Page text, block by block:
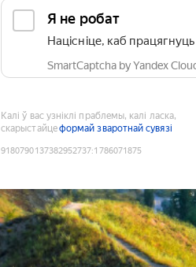
Я не робат
Націсніце, каб працягнуць
SmartCaptcha by Yandex
Калі ў вас узніклі праблемы, калі ласка,
скарыстайцеформай зваротнай сувязі
9180790137382952737:1786071875